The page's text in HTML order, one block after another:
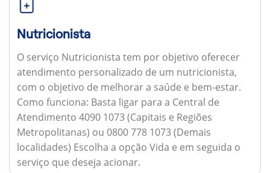
Nutricionista
O serviço Nutricionista tem por objetivo oferecer
atendimento personalizado de um nutricionista,
com o objetivo de melhorar a saúde e bem-estar.
Como funciona: Basta ligar para a Central de
Atendimento 4090 1073 (Capitais e Regiões
Metropolitanas) ou 0800 778 1073 (Demais
localidades) Escolha a opção Vida e em seguida o
serviço que deseja acionar.